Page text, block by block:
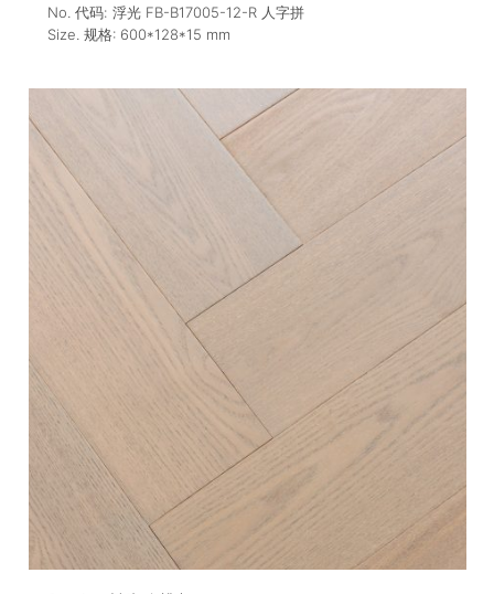
No. 代码: 浮光 FB-B17005-12-R 人字拼
Size. 规格: 600*128*15 mm